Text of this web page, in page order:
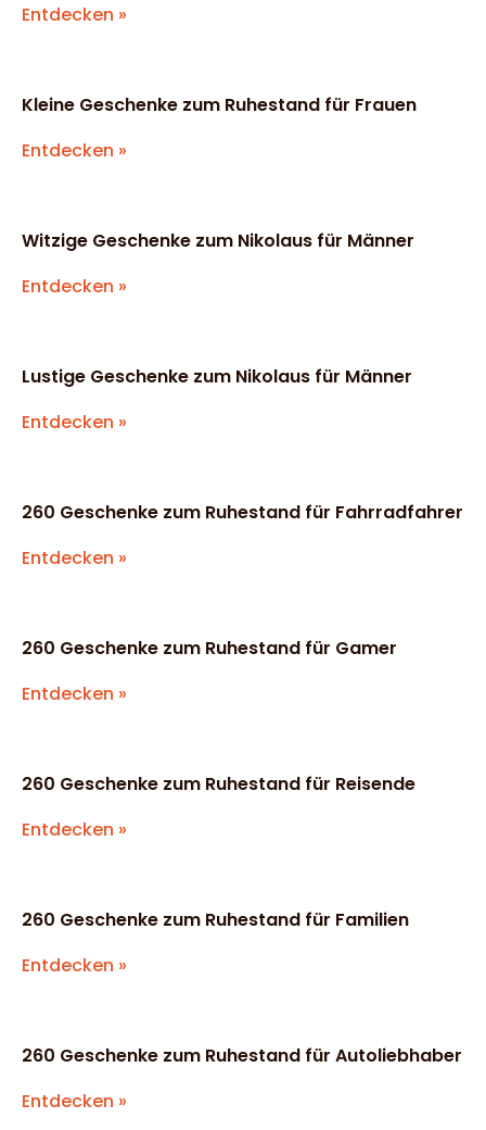
Entdecken »
Kleine Geschenke zum Ruhestand für Frauen
Entdecken »
Witzige Geschenke zum Nikolaus für Männer
Entdecken »
Lustige Geschenke zum Nikolaus für Männer
Entdecken »
260 Geschenke zum Ruhestand für Fahrradfahrer
Entdecken »
260 Geschenke zum Ruhestand für Gamer
Entdecken »
260 Geschenke zum Ruhestand für Reisende
Entdecken »
260 Geschenke zum Ruhestand für Familien
Entdecken »
260 Geschenke zum Ruhestand für Autoliebhaber
Entdecken »